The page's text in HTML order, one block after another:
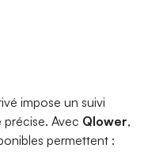
impose un suivi
Avec Qlower,
permettent :